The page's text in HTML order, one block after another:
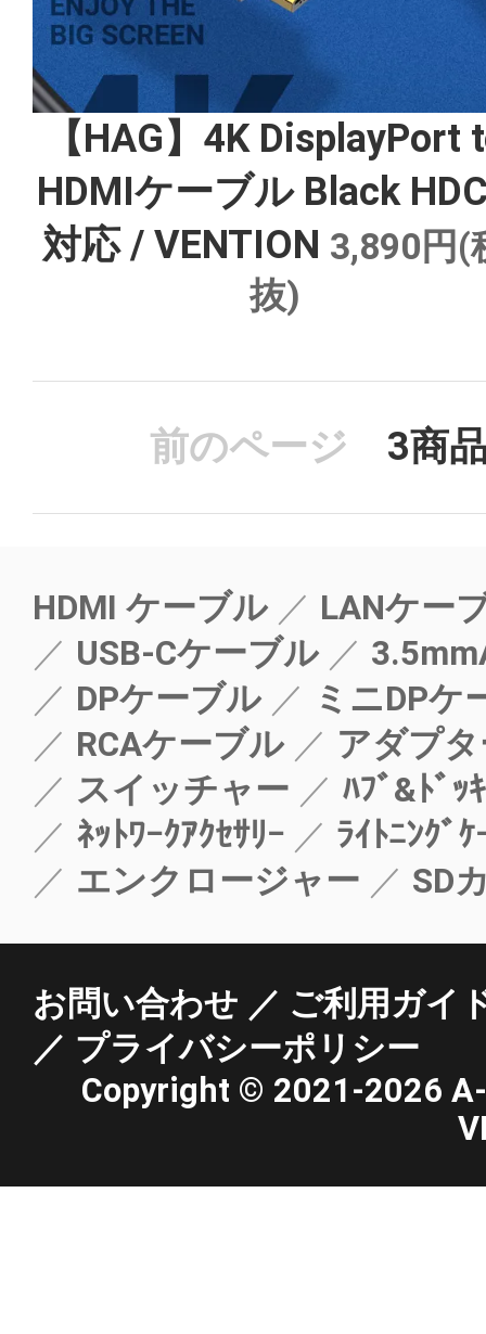
【HAG】4K DisplayPort
HDMIケーブル Black
対応 / VENTION 3,890円(
抜)
前のページ 3商
HDMI ケーブル
LANケー
USB-Cケーブル
DPケーブル
ミニDPケ
RCAケーブル
アダプ
スイッチャー
ﾊﾌﾞ&ﾄﾞｯ
ﾈｯﾄﾜｰｸｱｸｾｻﾘｰ
ﾗｲﾄﾆﾝｸﾞｹ
エンクロージャー
SD
お問い合わせ
ご利用ガイ
プライバシーポリシー
Copyright © 2021-2026